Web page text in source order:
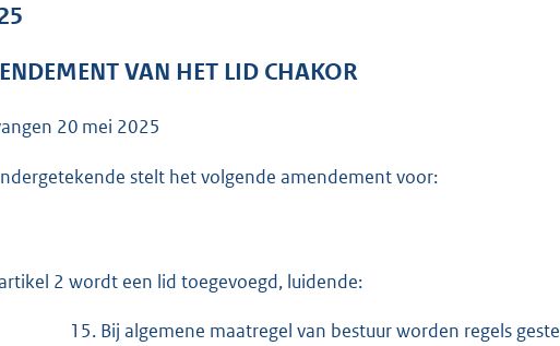
t
:
b
VAN HET LID CHAKOR
20 mei 2025
stelt het volgende amendement voor:
2 wordt een lid toegevoegd, luidende:
15. Bij algemene maatregel van bestuur worden regels